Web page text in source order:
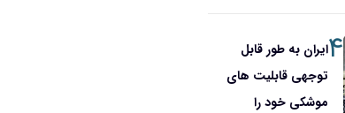
۴ایران به طور قابل
توجهی قابلیت های
موشکی خود را